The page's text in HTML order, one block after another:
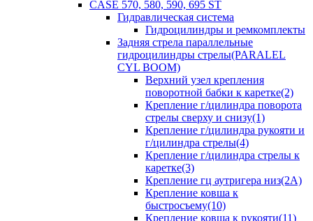
CASE 570, 580, 590, 695 ST
Гидравлическая система
Гидроцилиндры и ремкомплекты
Задняя стрела параллельные
гидроцилиндры стрелы(PARALEL
CYL BOOM)
Верхний узел крепления
поворотной бабки к каретке(2)
Крепление г/цилиндра поворота
стрелы сверху и снизу(1)
Крепление г/цилиндра рукояти и
г/цилиндра стрелы(4)
Крепление г/цилиндра стрелы к
каретке(3)
Крепление гц аутригера низ(2А)
Крепление ковша к
быстросъему(10)
Крепление ковша к рукояти(11)